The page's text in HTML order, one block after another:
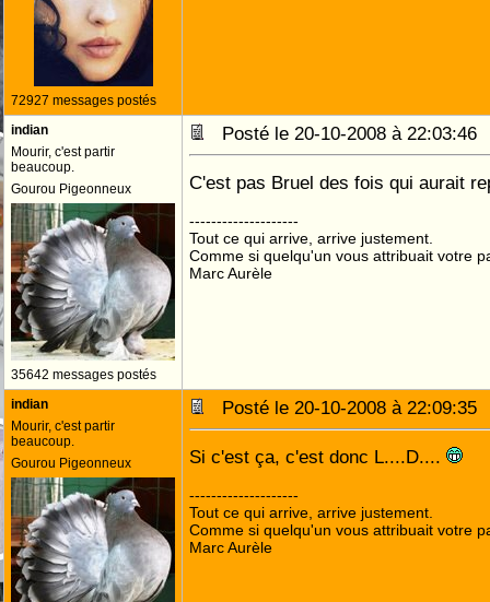
72927 messages postés
indian
Mourir, c'est partir
beaucoup.
Gourou Pigeonneux
35642 messages postés
Posté le 20-10-2008 à
C'est pas Bruel des fois qui aurait
--------------------
Tout ce qui arrive, arrive justement.
Comme si quelqu'un vous attribuait votre
Marc Aurèle
indian
Mourir, c'est partir
beaucoup.
Gourou Pigeonneux
Posté le 20-10-2008 à
Si c'est ça, c'est donc L....D....
--------------------
Tout ce qui arrive, arrive justement.
Comme si quelqu'un vous attribuait votre
Marc Aurèle